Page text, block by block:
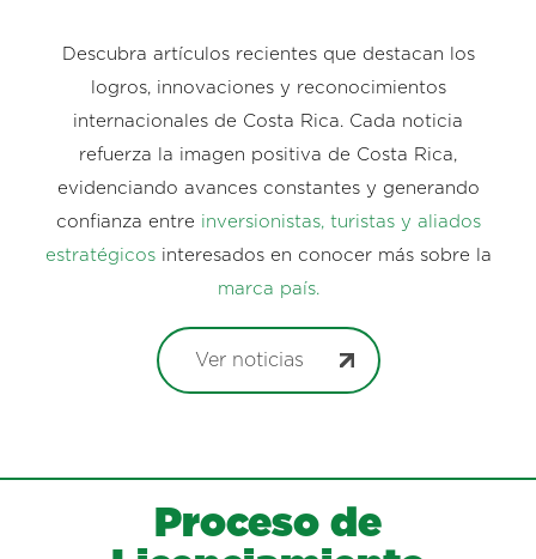
Descubra artículos recientes que destacan los
logros, innovaciones y reconocimientos
internacionales de Costa Rica. Cada noticia
refuerza la imagen positiva de Costa Rica,
evidenciando avances constantes y generando
confianza entre inversionistas, turistas y aliados
estratégicos interesados en conocer más sobre la
marca país.
Ver noticias
Proceso de